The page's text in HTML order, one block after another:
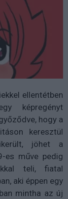
ellentétben
képregényt
hogy a
keresztül
jöhet a
es műve pedig
teli, fiatal
aki éppen egy
mintha az új